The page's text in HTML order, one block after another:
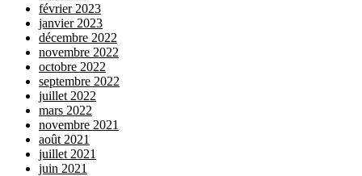
février 2023
janvier 2023
décembre 2022
novembre 2022
octobre 2022
septembre 2022
juillet 2022
mars 2022
novembre 2021
août 2021
juillet 2021
juin 2021